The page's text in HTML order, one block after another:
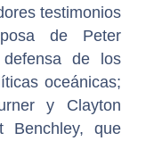
testimonios
de Peter
de los
oceánicas;
y Clayton
Benchley, que